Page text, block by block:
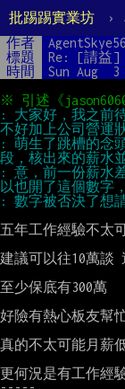
批踢踢實業坊 ›
作者
標題
Re: [請益]
時間
Sun Aug  3
: 大家好，我之前
: 萌生了跳槽的念
: 意，前一份薪水
五年工作經驗不太
建議可以往10萬談
至少保底有300萬
好險有熱心板友幫
真的不太可能月薪
更何況是有工作經